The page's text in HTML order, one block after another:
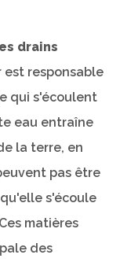
drains
est responsable
qui s'écoulent
eau entraîne
la terre, en
pas être
s'écoule
matières
des